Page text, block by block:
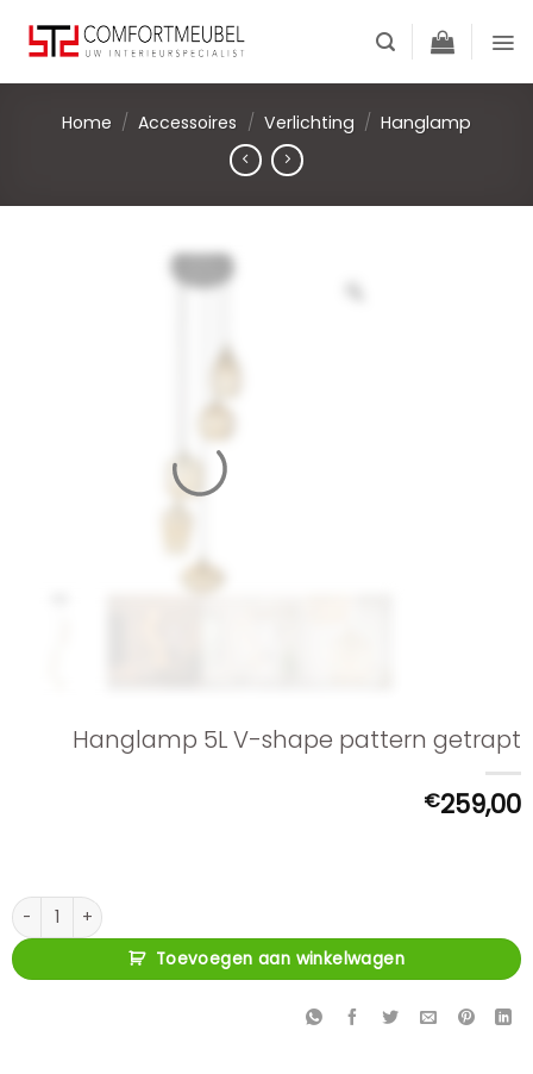
content
Home / Accessoires / Verlichting / Hanglamp
Hanglamp 5L V-shape pattern getrapt
€259,00
Hanglamp 5L V-shape pattern getrapt aantal
Toevoegen aan winkelwagen